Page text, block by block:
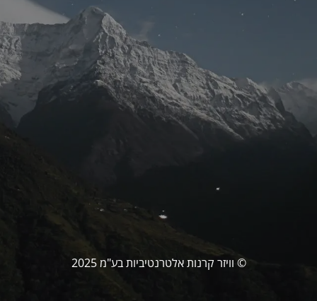
© וויזר קרנות אלטרנטיביות בע"מ 2025